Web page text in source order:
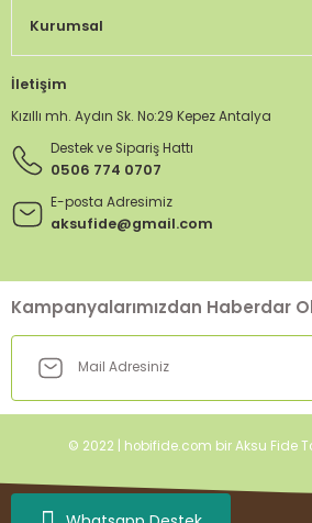
Kurumsal
İletişim
Kızıllı mh. Aydın Sk. No:29 Kepez Antalya
Destek ve Sipariş Hattı
0506 774 0707
E-posta Adresimiz
aksufide@gmail.com
Kampanyalarımızdan Haberdar
© 2022 | hobifide.com bir Aksu Fide